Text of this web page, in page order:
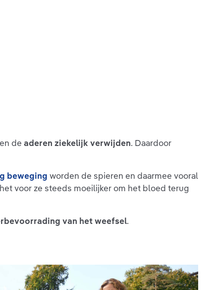
de aderen ziekelijk verwijden. Daardoor
beweging worden de spieren en daarmee vooral
voor ze steeds moeilijker om het bloed terug
van het weefsel.